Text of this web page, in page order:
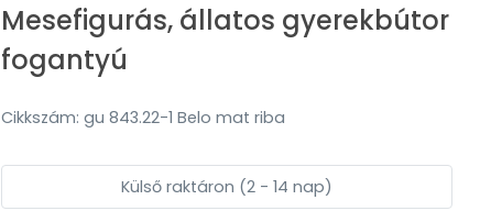
Mesefigurás, állatos gyerekbútor
fogantyú
Cikkszám: gu 843.22-1 Belo mat riba
Külső raktáron (2 - 14 nap)